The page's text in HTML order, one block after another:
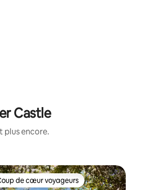
Castle
plus encore.
de cœur voyageurs les plus appréciés
de cœur voyageurs